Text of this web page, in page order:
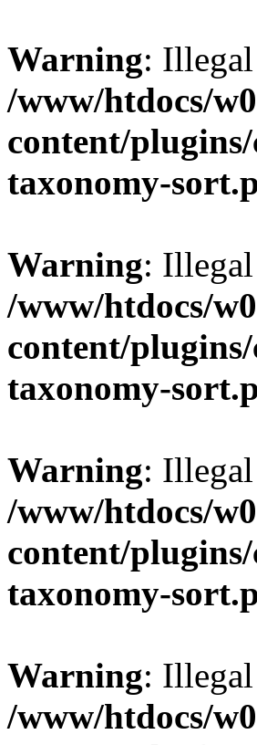
Warning:
/www/htdocs/
content/
taxonomy-
Warning:
/www/htdocs/
content/
taxonomy-
Warning:
/www/htdocs/
content/
taxonomy-
Warning:
/www/htdocs/